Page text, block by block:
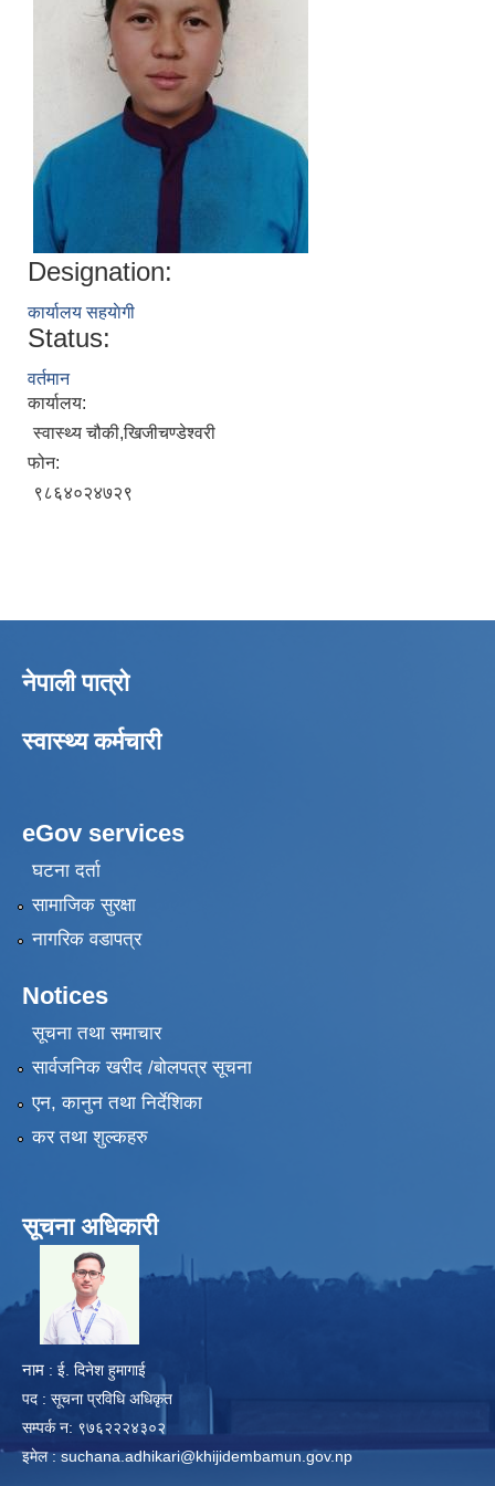
Designation:
कार्यालय सहयाेगी
Status:
वर्तमान
कार्यालय:
स्वास्थ्य चौकी,खिजीचण्डेश्वरी
फोन:
९८६४०२४७२९
नेपाली पात्रो
स्वास्थ्य कर्मचारी
eGov services
घटना दर्ता
सामाजिक सुरक्षा
नागरिक वडापत्र
Notices
सूचना तथा समाचार
सार्वजनिक खरीद /बोलपत्र सूचना
एन, कानुन तथा निर्देशिका
कर तथा शुल्कहरु
सूचना अधिकारी
​
नाम : ई. दिनेश हुमागाई
पद : सूचना प्रविधि अधिकृत
सम्पर्क न: ९७६२२२४३०२
इमेल :suchana.adhikari@khijidembamun.gov.np